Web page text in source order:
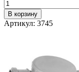
В корзину
Артикул: 3745